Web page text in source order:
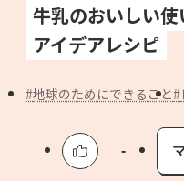
よくあるお問
AJINOMOTO PARK
牛乳のおいしい使
アイデアレシピ
地球のためにできること
-